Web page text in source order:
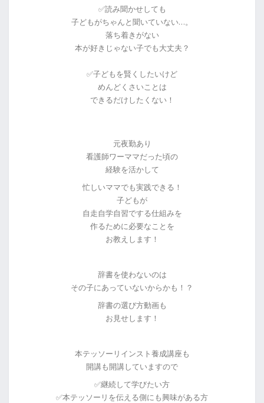
✅読み聞かせしても
子どもがちゃんと聞いていない…。
落ち着きがない
本が好きじゃない子でも大丈夫？
✅子どもを賢くしたいけど
めんどくさいことは
できるだけしたくない！
元夜勤あり
看護師ワーママだった頃の
経験を活かして
忙しいママでも実践できる！
子どもが
自走自学自習でする仕組みを
作るために必要なことを
お教えします！
辞書を使わないのは
その子にあっていないからかも！？
辞書の選び方動画も
お見せします！
本テッソーリインスト養成講座も
開講も開講していますので
✅継続して学びたい方
✅本テッソーリを伝える側にも興味がある方